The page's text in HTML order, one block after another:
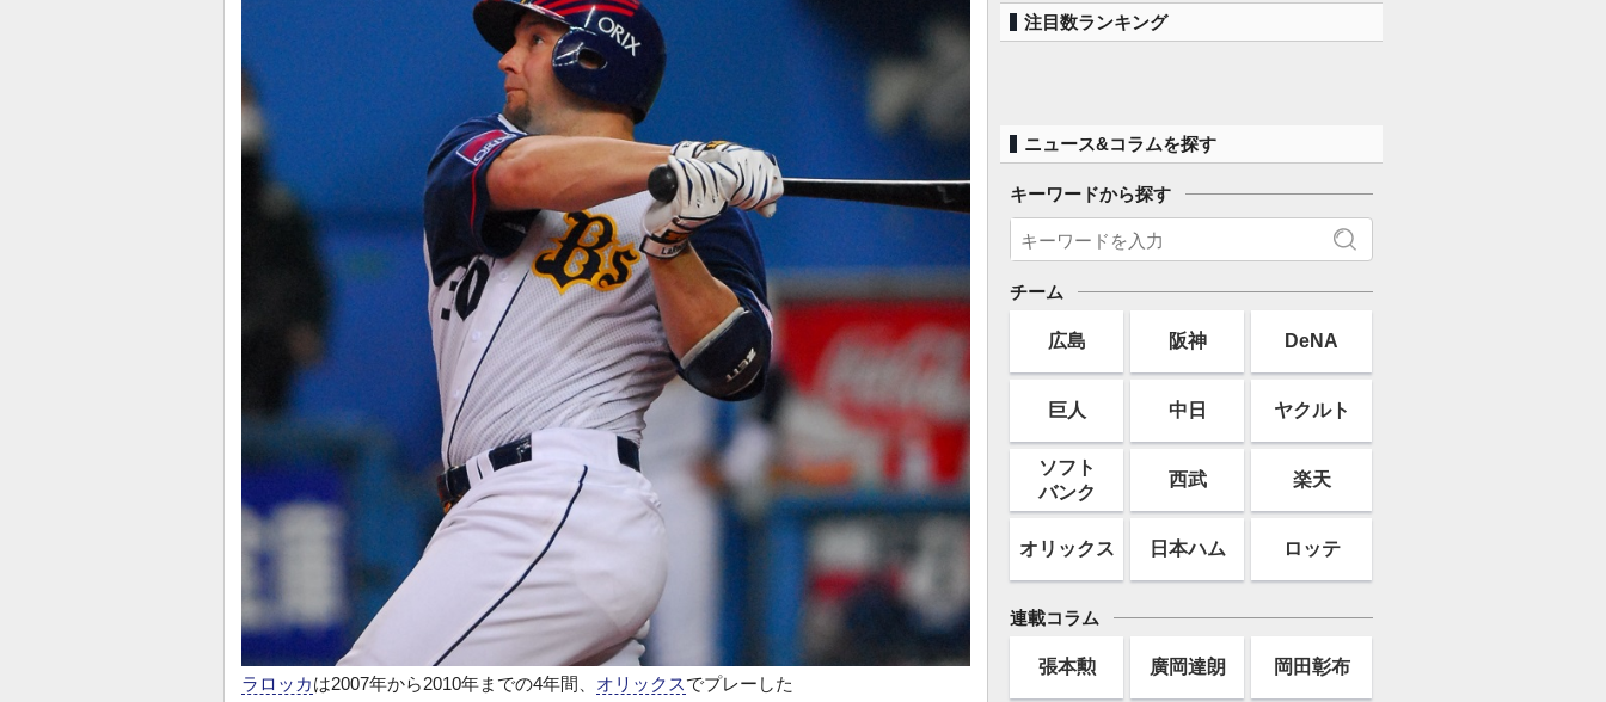
ラロッカは2007年から2010年までの4年間、 オリックスでプレーした
注目数ランキング
ニュース&コラムを探す
キーワードから探す
チーム
広島 阪神 DeNA
巨人 中日 ヤクルト
ソフト
バンク
西武 楽天
オリックス 日本ハム ロッテ
連載コラム
張本勲 廣岡達朗 岡田彰布